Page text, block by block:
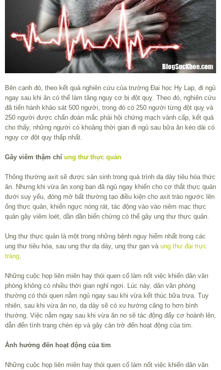
Bên cạnh đó, theo kết quả nghiên cứu của trường Đại học Hy Lạp, đi ngủ
ngay sau khi ăn có thể làm tăng nguy cơ bị đột quỵ. Theo đó, nghiên cứu
đã tiến hành khảo sát 500 người, trong đó có 250 người từng đột quỵ và
250 người được chẩn đoán mắc phải hội chứng mạch vành cấp, kết quả
cho thấy, những người có khoảng thời gian đi ngủ sau bữa ăn kéo dài có
nguy cơ đột quỵ thấp nhất.
Gây viêm thậm chí ung thư thực quản
Thông thường axit sẽ được sản sinh trong quá trình dạ dày tiêu hóa thức
ăn. Nhưng khi vừa ăn xong bạn đã ngủ ngay khiến cho cơ thắt thực quản
dưới suy yếu, đóng mở bất thường tạo điều kiện cho axit trào ngước lên
ống thực quản, khiến ngực nóng rát, tác động vào vào niêm mạc thực
quản gây viêm loét, dần dần biến chứng có thể gây ung thư thực quản.
Ung thư thực quản là một trong những bệnh nguy hiểm nhất trong các
ung thư tiêu hóa, sau ung thư dạ dày, ung thư gan và ung thư đại trực
tràng
Những cuộc họp liên miên hay thói quen cố làm nốt việc khiến dân văn
phòng không có nhiều thời gian nghỉ ngơi. Lúc này, dân văn phòng
thường có thói quen nằm ngủ ngay sau khi vừa kết thúc bữa trưa. Tuy
nhiên, sau khi vừa ăn no, dạ dày sẽ có xu hướng căng to hơn bình
thường. Việc nằm ngay sau khi vừa ăn no sẽ tác động đẩy cơ hoành lên,
dẫn đến tình trạng chèn ép và gây cản trở đến hoạt động của tim.
Ảnh hưởng đến hoạt động của tim
Những cuộc họp liên miên hay thói quen cố làm nốt việc khiến dân văn